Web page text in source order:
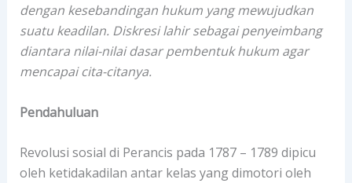
dengan kesebandingan hukum yang mewujudkan
suatu keadilan. Diskresi lahir sebagai penyeimbang
diantara nilai-nilai dasar pembentuk hukum agar
mencapai cita-citanya.
Pendahuluan
Revolusi sosial di Perancis pada 1787 – 1789 dipicu
oleh ketidakadilan antar kelas yang dimotori oleh